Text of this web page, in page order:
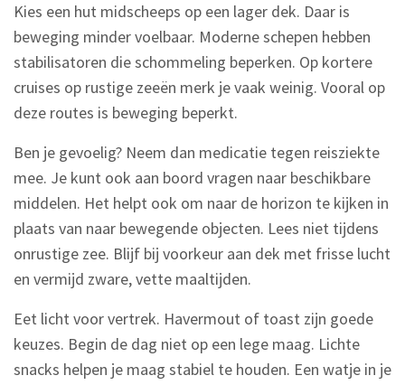
Kies een hut midscheeps op een lager dek. Daar is
beweging minder voelbaar. Moderne schepen hebben
stabilisatoren die schommeling beperken. Op kortere
cruises op rustige zeeën merk je vaak weinig. Vooral op
deze routes is beweging beperkt.
Ben je gevoelig? Neem dan medicatie tegen reisziekte
mee. Je kunt ook aan boord vragen naar beschikbare
middelen. Het helpt ook om naar de horizon te kijken in
plaats van naar bewegende objecten. Lees niet tijdens
onrustige zee. Blijf bij voorkeur aan dek met frisse lucht
en vermijd zware, vette maaltijden.
Eet licht voor vertrek. Havermout of toast zijn goede
keuzes. Begin de dag niet op een lege maag. Lichte
snacks helpen je maag stabiel te houden. Een watje in je